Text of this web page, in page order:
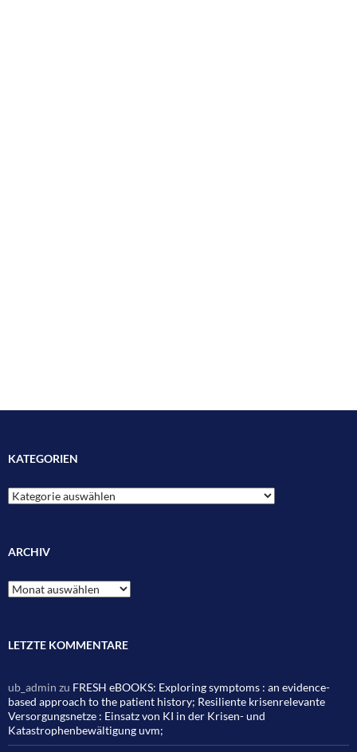
KATEGORIEN
Kategorien
ARCHIV
Archiv
LETZTE KOMMENTARE
ub_admin zu FRESH eBOOKS: Exploring symptoms : an evidence-
based approach to the patient history; Resiliente krisenrelevante
Versorgungsnetze : Einsatz von KI in der Krisen- und
Katastrophenbewältigung uvm;